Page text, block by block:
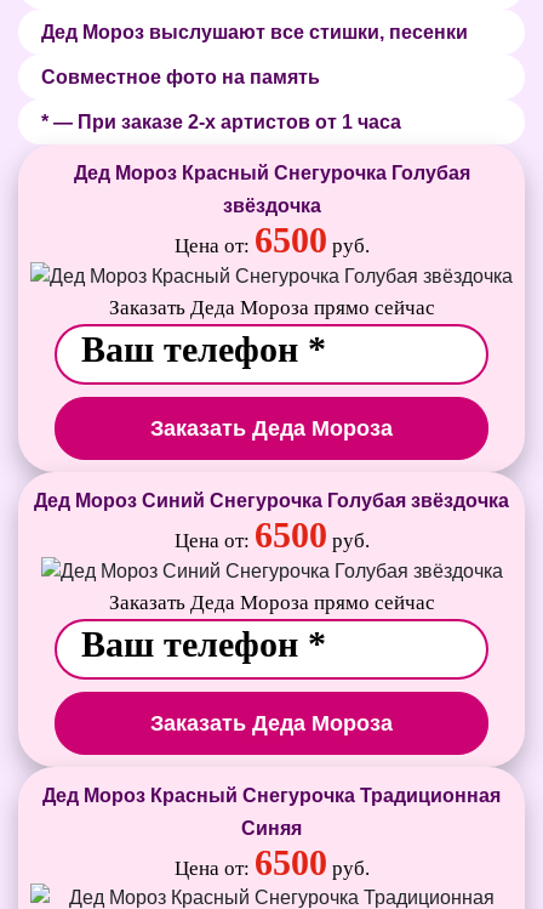
Дед Мороз выслушают все стишки, песенки
Совместное фото на память
* — При заказе 2-х артистов от 1 часа
Дед Мороз Красный Снегурочка Голубая
звёздочка
Цена от: 6500 руб.
Заказать Деда Мороза прямо сейчас
Заказать Деда Мороза
Дед Мороз Синий Снегурочка Голубая звёздочка
Цена от: 6500 руб.
Заказать Деда Мороза прямо сейчас
Заказать Деда Мороза
Дед Мороз Красный Снегурочка Традиционная
Синяя
Цена от: 6500 руб.